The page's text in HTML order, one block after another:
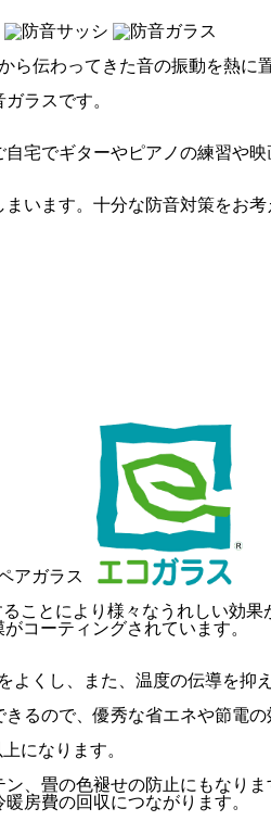
伝わってきた音の振動を熱に
ラスです。
宅でギターやピアノの練習や
います。十分な防音対策をお
ことにより様々なうれしい効果
コーティングされています。
くし、また、温度の伝導を
るので、優秀な省エネや節電
になります。
、畳の色褪せの防止にもなりま
房費の回収につながります。